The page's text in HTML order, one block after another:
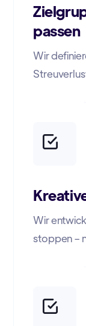
passen
Wir
Wir
stoppen –